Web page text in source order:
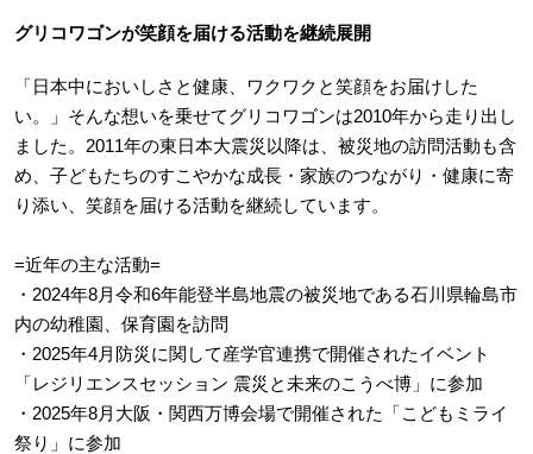
グリコワゴンが笑顔を届ける活動を継続展開
「日本中においしさと健康、ワクワクと笑顔をお届けした
い。」そんな想いを乗せてグリコワゴンは2010年から走り出し
ました。2011年の東日本大震災以降は、被災地の訪問活動も含
め、子どもたちのすこやかな成長・家族のつながり・健康に寄
り添い、笑顔を届ける活動を継続しています。
=近年の主な活動=
・2024年8月令和6年能登半島地震の被災地である石川県輪島市
内の幼稚園、保育園を訪問
・2025年4月防災に関して産学官連携で開催されたイベント
「レジリエンスセッション 震災と未来のこうべ博」に参加
・2025年8月大阪・関西万博会場で開催された「こどもミライ
祭り」に参加